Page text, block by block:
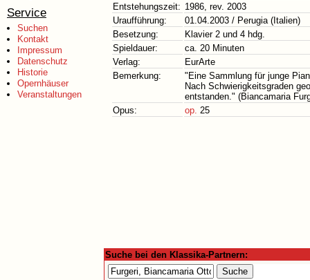
Service
Suchen
Kontakt
Impressum
Datenschutz
Historie
Opernhäuser
Veranstaltungen
Entstehungszeit: 1986, rev. 2003
Uraufführung:
01.04.2003 / Perugia (Italien)
Besetzung:
Klavier 2 und 4 hdg.
Spieldauer:
ca. 20 Minuten
Verlag:
EurArte
Bemerkung:
"Eine Sammlung für junge
Nach Schwierigkeitsgraden
entstanden." (Biancamaria
Opus:
op. 25
Suche bei den Klassika-Partnern: